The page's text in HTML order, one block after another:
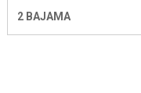
2 BAJAMA